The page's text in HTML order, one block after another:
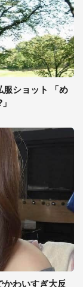
ショット 「め
わいすぎ大反